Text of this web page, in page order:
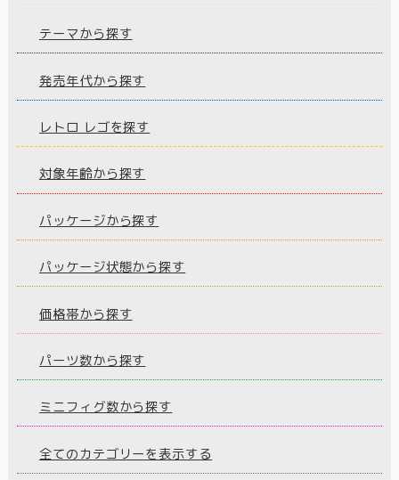
テーマから探す
発売年代から探す
レトロ レゴを探す
対象年齢から探す
パッケージから探す
パッケージ状態から探す
価格帯から探す
パーツ数から探す
ミニフィグ数から探す
全てのカテゴリーを表示する